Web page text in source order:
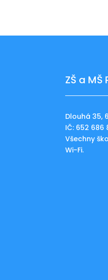
ZŠ a
Dlouhá 35,
IČ: 652 686
Všechny
Wi-Fi.